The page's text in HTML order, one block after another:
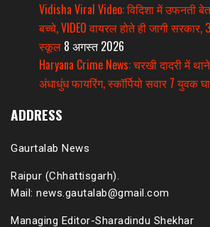
Vidisha Viral Video: विदिशा में उफनती
बच्चे, VIDEO वायरल होते ही जागी सरकार,
स्कूल 8 अगस्त 2026
Haryana Crime News: चरखी दादरी में
अंधाधुंध फायरिंग, स्कॉर्पियो सवार 7 युवक
ADDRESS
Gaurtalab News
Raipur (Chhattisgarh).
Mail: news.gautalab@gmail.com
Managing Editor-Sharadindu Shekhar